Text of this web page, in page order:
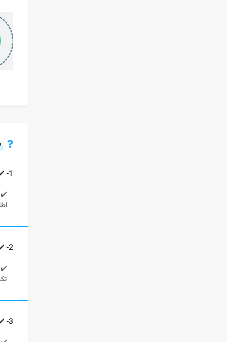
1- ✔️ چگونه افراد می توانند مشکل رفع مسدودی رمز ترمینال کارتخوان را حل کنند؟
✔️
2- ✔️ بازیابی رمز ترمینال کارتخوان برای متقاضیان از چه طریقی انجام می شود؟
✔️
3- ✔️ فراموشی رمز ترمینال کارتخوان چه پیامدی برای علاقه مندان به استفاده از دستگاه دارد؟